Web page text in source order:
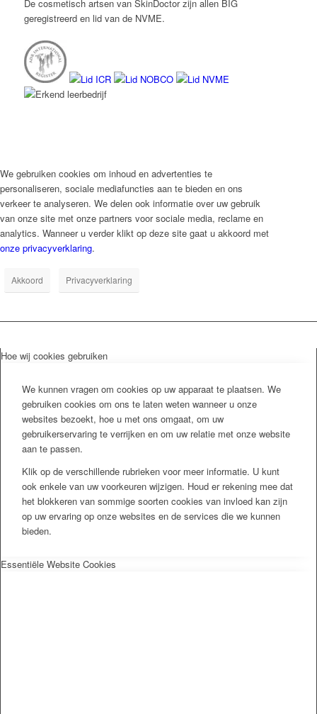
De cosmetisch artsen van SkinDoctor zijn allen BIG
geregistreerd en lid van de NVME.
We gebruiken cookies om inhoud en advertenties te
personaliseren, sociale mediafuncties aan te bieden en ons
verkeer te analyseren. We delen ook informatie over uw gebruik
van onze site met onze partners voor sociale media, reclame en
analytics. Wanneer u verder klikt op deze site gaat u akkoord met
onze privacyverklaring.
Akkoord Privacyverklaring
Hoe wij cookies gebruiken
We kunnen vragen om cookies op uw apparaat te plaatsen. We
gebruiken cookies om ons te laten weten wanneer u onze
websites bezoekt, hoe u met ons omgaat, om uw
gebruikerservaring te verrijken en om uw relatie met onze website
aan te passen.
Klik op de verschillende rubrieken voor meer informatie. U kunt
ook enkele van uw voorkeuren wijzigen. Houd er rekening mee dat
het blokkeren van sommige soorten cookies van invloed kan zijn
op uw ervaring op onze websites en de services die we kunnen
bieden.
Essentiële Website Cookies